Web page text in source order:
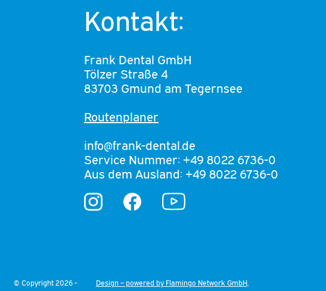
Kontakt:
Frank Dental GmbH
Tölzer Straße 4
83703 Gmund am Tegernsee
Routenplaner
info@frank-dental.de
Service Nummer: +49 8022 6736-0
Aus dem Ausland: +49 8022 6736-0
InstagramFacebook YouTube
© Copyright 2026 -
Design – powered by Flamingo Network GmbH,